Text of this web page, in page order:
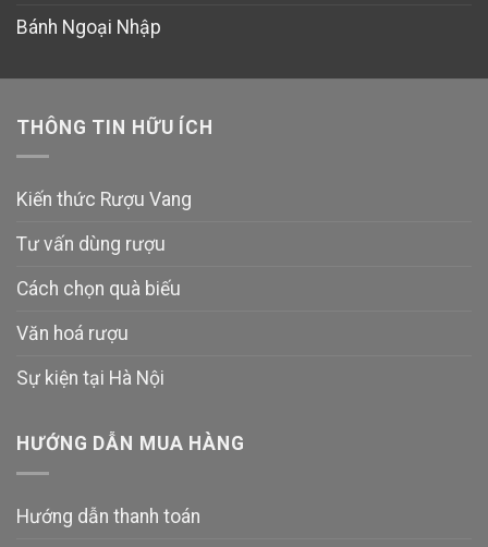
Bánh Ngoại Nhập
THÔNG TIN HỮU ÍCH
Kiến thức Rượu Vang
Tư vấn dùng rượu
Cách chọn quà biếu
Văn hoá rượu
Sự kiện tại Hà Nội
HƯỚNG DẪN MUA HÀNG
Hướng dẫn thanh toán